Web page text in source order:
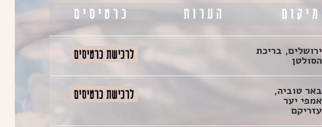
מיקום הערות כרטיסים
03D-08H-43M:01S ירושלים, בריכת
הסולטן
11D-08H-28M:01S באר טוביה,
אמפי יער
עזריקם